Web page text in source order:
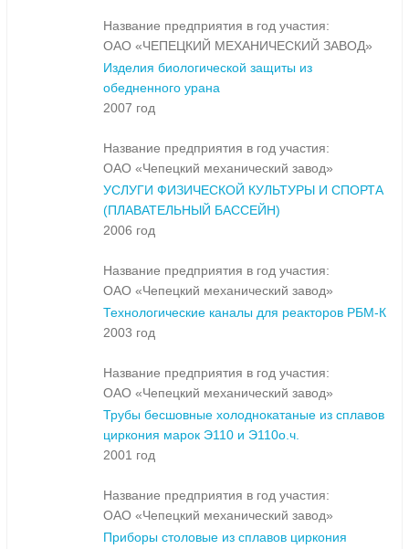
Название предприятия в год участия:
ОАО «ЧЕПЕЦКИЙ МЕХАНИЧЕСКИЙ ЗАВОД»
Изделия биологической защиты из
обедненного урана
2007 год
Название предприятия в год участия:
ОАО «Чепецкий механический завод»
УСЛУГИ ФИЗИЧЕСКОЙ КУЛЬТУРЫ И СПОРТА
(ПЛАВАТЕЛЬНЫЙ БАССЕЙН)
2006 год
Название предприятия в год участия:
ОАО «Чепецкий механический завод»
Технологические каналы для реакторов РБМ-К
2003 год
Название предприятия в год участия:
ОАО «Чепецкий механический завод»
Трубы бесшовные холоднокатаные из сплавов
циркония марок Э110 и Э110о.ч.
2001 год
Название предприятия в год участия:
ОАО «Чепецкий механический завод»
Приборы столовые из сплавов циркония